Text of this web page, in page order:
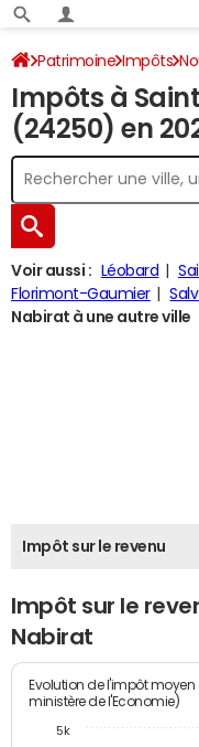
Patrimoine Impôts
Saint-Aubin-de-Nabirat
Impôts à
(24250) en
Voir aussi : Léobard
Florimont-Gaumier
Nabirat à une autre ville
Impôt sur le revenu
Impôt sur le
Nabirat
Evolution de l'impôt moyen
ministère de l'Economie)
5k